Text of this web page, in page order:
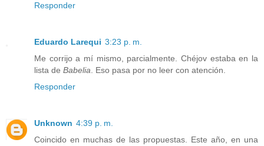
Responder
Eduardo Larequi 3:23 p. m.
Me corrijo a mí mismo, parcialmente. Chéjov estaba en la
lista de Babelia . Eso pasa por no leer con atención.
Responder
Unknown 4:39 p. m.
Coincido en muchas de las propuestas. Este año, en una